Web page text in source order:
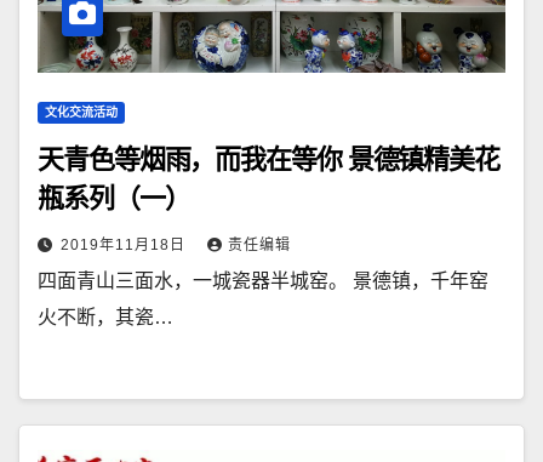
文化交流活动
天青色等烟雨，而我在等你 景德镇精美花
瓶系列（一）
2019年11月18日 责任编辑
四面青山三面水，一城瓷器半城窑。 景德镇，千年窑
火不断，其瓷…